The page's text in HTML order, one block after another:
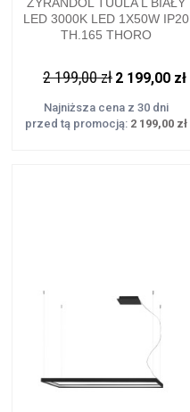
ŻYRANDOL TUULA L BIAŁY
LED 3000K LED 1X50W IP20
TH.165 THORO
2 199,00 zł 2 199,00 zł
Najniższa cena z 30 dni
przed tą promocją: 2 199,00 zł